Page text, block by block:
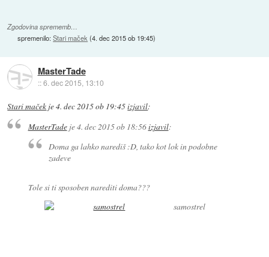
Zgodovina sprememb…
spremenilo:Stari maček(4. dec 2015 ob 19:45)
MasterTade
::6. dec 2015, 13:10
Stari maček je4. dec 2015 ob 19:45izjavil:
MasterTadeje4. dec 2015 ob 18:56izjavil:
Doma ga lahko narediš :D, tako kot lok in podobne
zadeve
Tole si ti sposoben narediti doma???
samostrel